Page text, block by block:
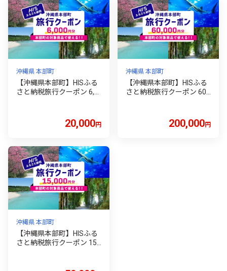
沖縄県 本部町
【沖縄県本部町】HISふる
さと納税旅行クーポン 6,0
20,000円
沖縄県 本部町
【沖縄県本部町】HISふる
さと納税旅行クーポン 60,
200,000円
沖縄県 本部町
【沖縄県本部町】HISふる
さと納税旅行クーポン 15,